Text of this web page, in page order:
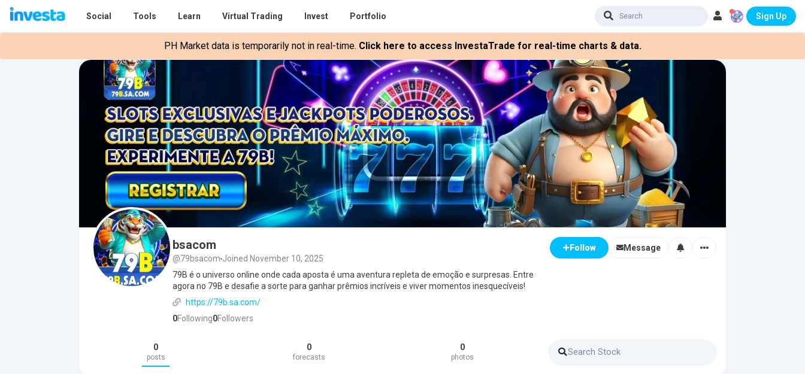
Social Tools Learn Virtual Trading Invest Portfolio Sign Up
PH Market data is temporarily not in real-time. Click here to access InvestaTrade for real-time charts & data.
bsacom
@79bsacom Joined November 10, 2025
79B é o universo online onde cada aposta é uma aventura repleta de emoção e surpresas. Entre
agora no 79B e desafie a sorte para ganhar prêmios incríveis e viver momentos inesquecíveis!
https://79b.sa.com/
0Following0Followers
Follow Message
0
posts
0
forecasts
0
photos